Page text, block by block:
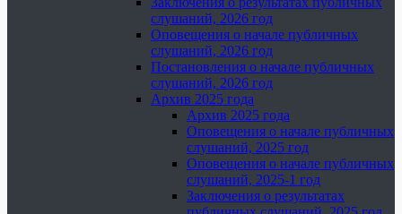
слушаний, 2026 год
Оповещения о начале публичных
слушаний, 2026 год
Постановления о начале публичных
слушаний, 2026 год
Архив 2025 года
Архив 2025 года
Оповещения о начале публичных
слушаний, 2025 год
Оповещения о начале публичных
слушаний, 2025-1 год
Заключения о результатах